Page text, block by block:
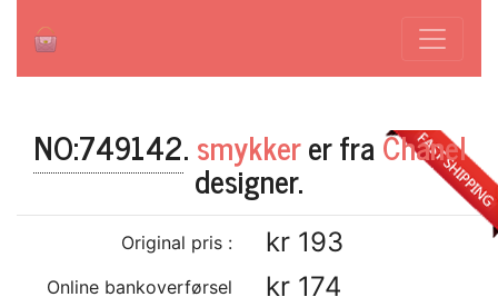
./index.php?id=749142
NO:749142.smykkerer fraChanel
designer.
Original pris : kr 193
Online bankoverførsel
kr 174